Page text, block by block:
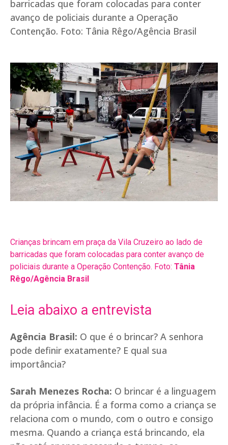
Crianças brincam em praça da Vila Cruzeiro ao lado de
barricadas que foram colocadas para conter avanço de
policiais durante a Operação Contenção. Foto: Tânia
Rêgo/Agência Brasil
Leia abaixo a entrevista
Agência Brasil: O que é o brincar? A senhora
pode definir exatamente? E qual sua
importância?
Sarah Menezes Rocha: O brincar é a linguagem
da própria infância. É a forma como a criança se
relaciona com o mundo, com o outro e consigo
mesma. Quando a criança está brincando, ela